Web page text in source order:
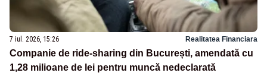
7 iul. 2026, 15:26 Realitatea Financiara
Companie de ride-sharing din București, amendată cu
1,28 milioane de lei pentru muncă nedeclarată